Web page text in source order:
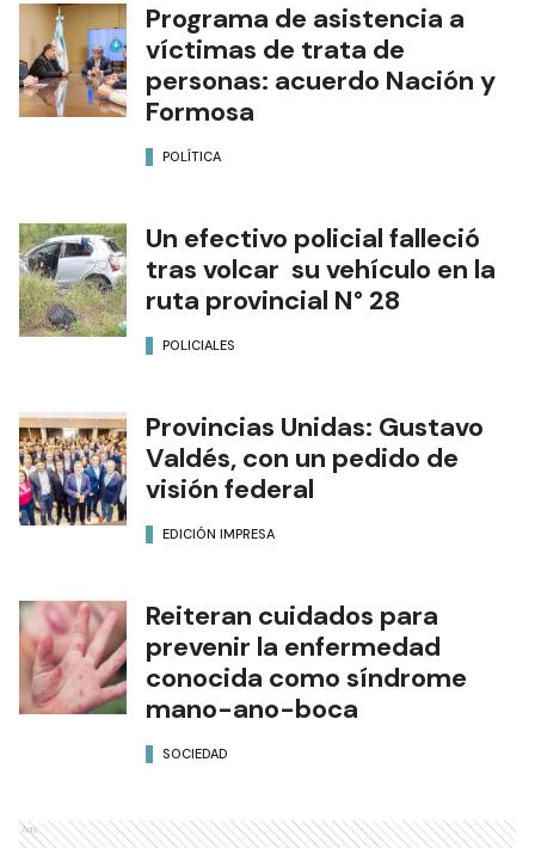
Programa de asistencia a
víctimas de trata de
personas: acuerdo Nación y
Formosa
POLÍTICA
Un efectivo policial falleció
tras volcar su vehículo en la
ruta provincial N° 28
POLICIALES
Provincias Unidas: Gustavo
Valdés, con un pedido de
visión federal
EDICIÓN IMPRESA
Reiteran cuidados para
prevenir la enfermedad
conocida como síndrome
mano-ano-boca
SOCIEDAD
Ads